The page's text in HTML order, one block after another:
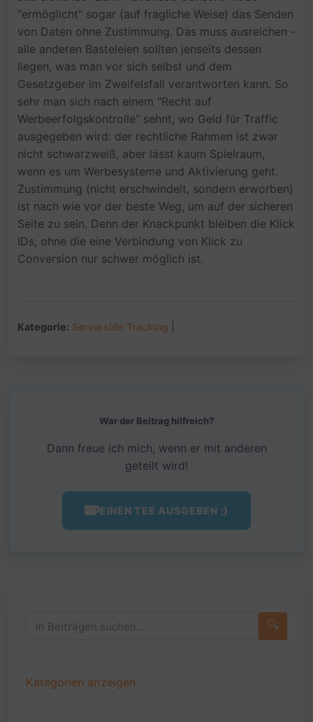
🔍
Kategorien anzeigen
"ermöglicht" sogar (auf fragliche Weise) das Senden
von Daten ohne Zustimmung. Das muss ausreichen -
alle anderen Basteleien sollten jenseits dessen
liegen, was man vor sich selbst und dem
Gesetzgeber im Zweifelsfall verantworten kann. So
sehr man sich nach einem "Recht auf
Werbeerfolgskontrolle" sehnt, wo Geld für Traffic
ausgegeben wird: der rechtliche Rahmen ist zwar
nicht schwarzweiß, aber lässt kaum Spielraum,
wenn es um Werbesysteme und Aktivierung geht.
Zustimmung (nicht erschwindelt, sondern erworben)
ist nach wie vor der beste Weg, um auf der sicheren
Seite zu sein. Denn der Knackpunkt bleiben die Klick
IDs, ohne die eine Verbindung von Klick zu
Conversion nur schwer möglich ist.
Kategorie: Serverside Tracking
War der Beitrag hilfreich?
Dann freue ich mich, wenn er mit anderen
geteilt wird!
EINEN TEE AUSGEBEN ;)